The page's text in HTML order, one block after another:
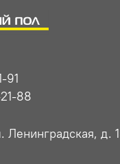
91
88
Ленинградская, д.